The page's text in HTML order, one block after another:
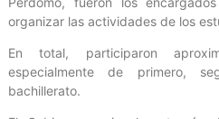
organizar las actividades de los
En total, participaron
especialmente de primero,
bachillerato.